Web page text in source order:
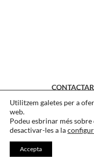
CONTACTAR
LEGAL·
Utilitzem galetes per a
web.
Podeu esbrinar més
desactivar-les a la
Accepta